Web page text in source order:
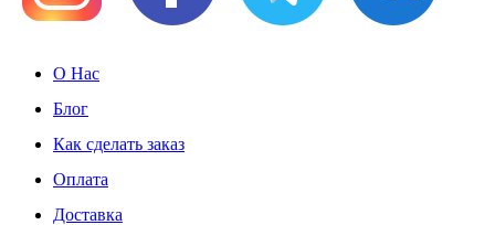
О Нас
Блог
Как сделать заказ
Оплата
Доставка